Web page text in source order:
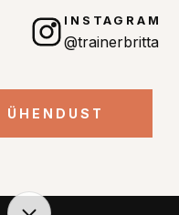
INSTAGRAM
@trainerbritta
ÜHENDUST